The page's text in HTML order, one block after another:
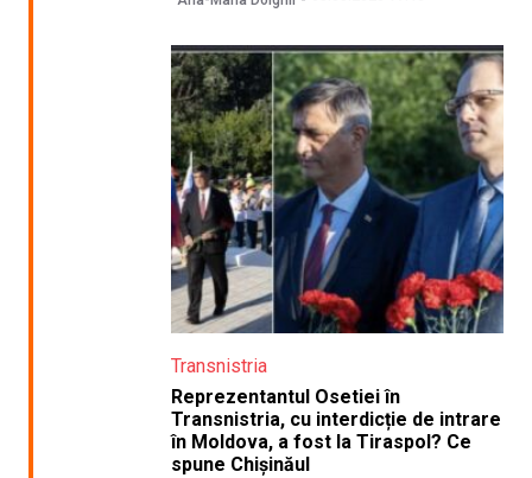
Transnistria
Reprezentantul Osetiei în
Transnistria, cu interdicție de intrare
în Moldova, a fost la Tiraspol? Ce
spune Chișinăul